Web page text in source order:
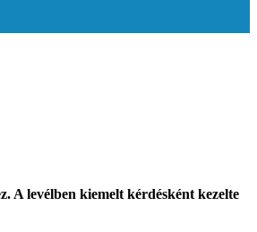
A levélben kiemelt kérdésként kezelte